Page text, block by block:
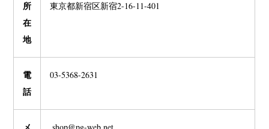
所
在
地
東京都新宿区新宿2-16-11-401
電
話
03-5368-2631